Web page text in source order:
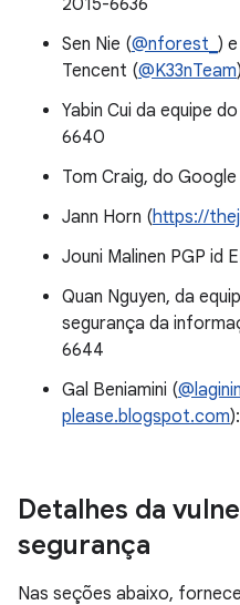
2015-6636
Sen Nie (@nforest_ )
Tencent (@K33nTeam
Yabin Cui da equipe
6640
Tom Craig, do
Jann Horn (https://
Jouni Malinen PGP id
Quan Nguyen, da
segurança da
6644
Gal Beniamini (
please.blogspot.com
Detalhes da
segurança
Nas seções abaixo,